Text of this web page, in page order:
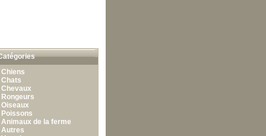
Chiens
Chats
Chevaux
Rongeurs
Oiseaux
Poissons
Animaux de la ferme
Autres